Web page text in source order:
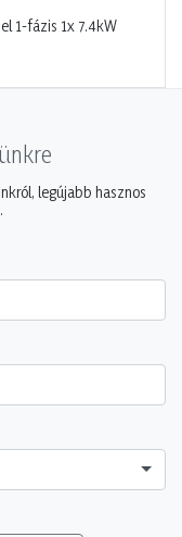
1-fázis 1x 7.4kW
legújabb hasznos